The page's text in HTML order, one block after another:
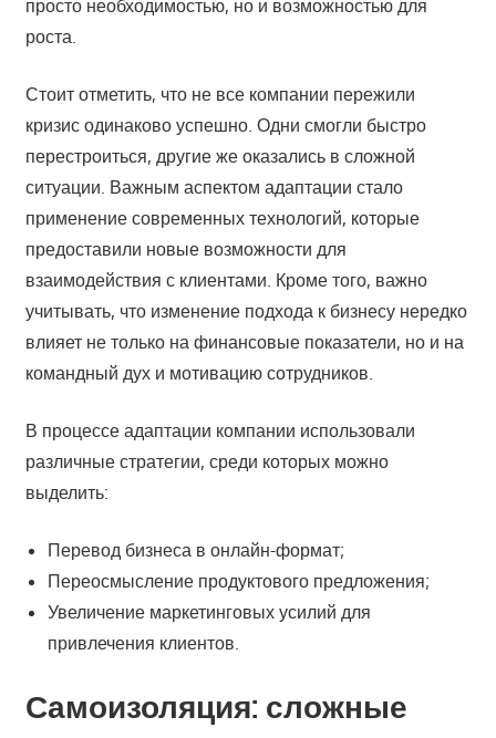
просто необходимостью, но и возможностью для
роста.
Стоит отметить, что не все компании пережили
кризис одинаково успешно. Одни смогли быстро
перестроиться, другие же оказались в сложной
ситуации. Важным аспектом адаптации стало
применение современных технологий, которые
предоставили новые возможности для
взаимодействия с клиентами. Кроме того, важно
учитывать, что изменение подхода к бизнесу нередко
влияет не только на финансовые показатели, но и на
командный дух и мотивацию сотрудников.
В процессе адаптации компании использовали
различные стратегии, среди которых можно
выделить:
Перевод бизнеса в онлайн-формат;
Переосмысление продуктового предложения;
Увеличение маркетинговых усилий для
привлечения клиентов.
Самоизоляция: сложные